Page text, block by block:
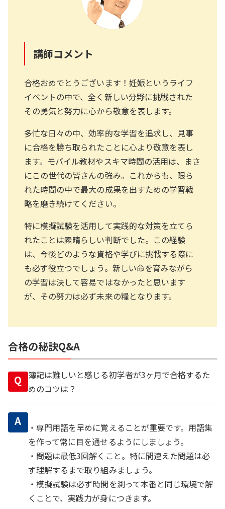
講師コメント
合格おめでとうございます！妊娠というライフ
イベントの中で、全く新しい分野に挑戦された
その勇気と努力に心から敬意を表します。
多忙な日々の中、効率的な学習を追求し、見事
に合格を勝ち取られたことに心より敬意を表し
ます。モバイル教材やスキマ時間の活用は、まさ
にこの世代の皆さんの強み。これからも、限ら
れた時間の中で最大の成果を出すための学習戦
略を磨き続けてください。
特に模擬試験を活用して実践的な対策を立てら
れたことは素晴らしい判断でした。この経験
は、今後どのような資格や学びに挑戦する際に
も必ず役立つでしょう。新しい命を育みながら
の学習は決して容易ではなかったと思います
が、その努力は必ず未来の糧となります。
合格の秘訣Q&A
Q
簿記は難しいと感じる初学者が3ヶ月で合格するた
めのコツは？
A
・専門用語を早めに覚えることが重要です。用語集
を作って常に目を通せるようにしましょう。
・問題は最低3回解くこと。特に間違えた問題は必
ず理解するまで取り組みましょう。
・模擬試験は必ず時間を測って本番と同じ環境で解
くことで、実践力が身につきます。